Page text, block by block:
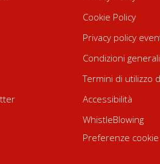
Cookie Policy
Privacy policy
Condizioni
Termini di utilizzo
Accessibilità
WhistleBlowing
Preferenze cookie